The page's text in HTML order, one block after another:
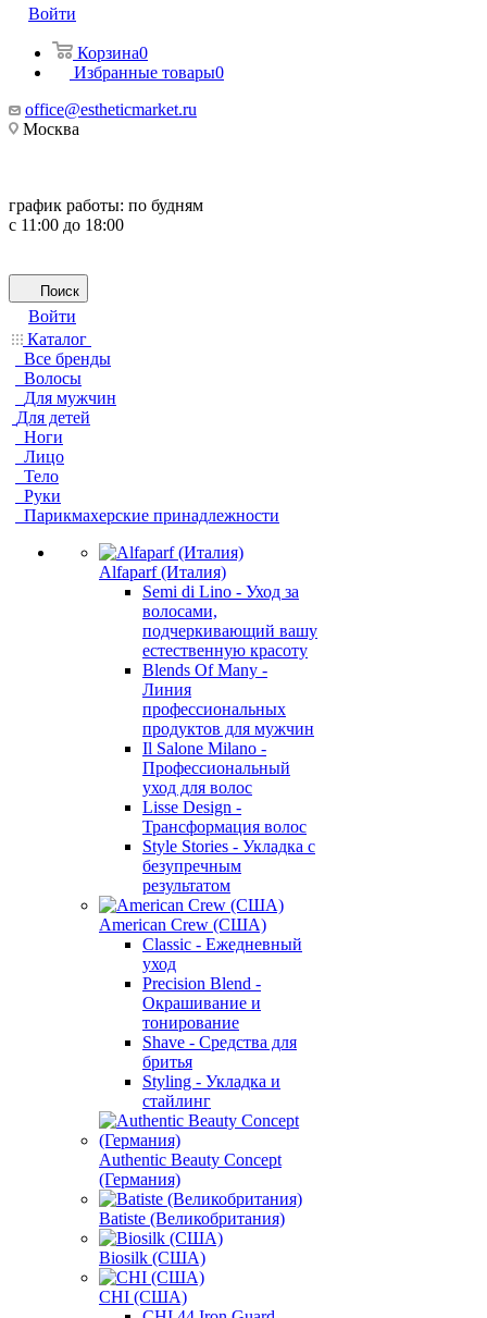
Войти
Корзина0
Избранные товары0
office@estheticmarket.ru
Москва
график работы: по будням
с 11:00 до 18:00
Поиск
Войти
Каталог
Все бренды
Волосы
Для мужчин
Для детей
Ноги
Лицо
Тело
Руки
Парикмахерские принадлежности
Alfaparf (Италия)
Semi di Lino - Уход за
волосами,
подчеркивающий вашу
естественную красоту
Blends Of Many -
Линия
профессиональных
продуктов для мужчин
Il Salone Milano -
Профессиональный
уход для волос
Lisse Design -
Трансформация волос
Style Stories - Укладка с
безупречным
результатом
American Crew (США)
Classic - Ежедневный
уход
Precision Blend -
Окрашивание и
тонирование
Shave - Средства для
бритья
Styling - Укладка и
стайлинг
Authentic Beauty Concept
(Германия)
Batiste (Великобритания)
Biosilk (США)
CHI (США)